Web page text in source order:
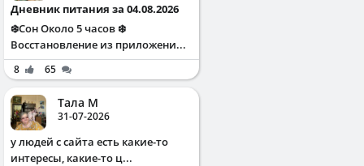
Дневник питания за 04.08.2026
❄️Сон Около 5 часов ❄️
Восстановление из приложени...
8 65
Тала М
31-07-2026
у людей с сайта есть какие-то
интересы, какие-то ц...